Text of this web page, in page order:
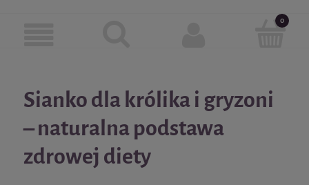
Sianko dla królika i gryzoni
– naturalna podstawa
zdrowej diety